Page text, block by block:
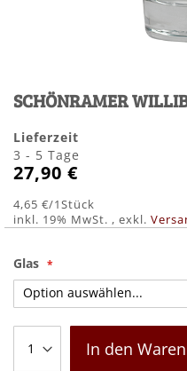
SCHÖNRAMER
Lieferzeit
3 - 5 Tage
27,90 €
4,65 €/1Stück
inkl. 19% MwSt. , exkl.
Glas
In den
der
Bildergalerie
springen